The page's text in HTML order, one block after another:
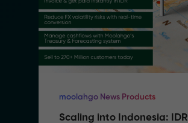
moolahgo News Products
Scaling into Indonesia: IDR